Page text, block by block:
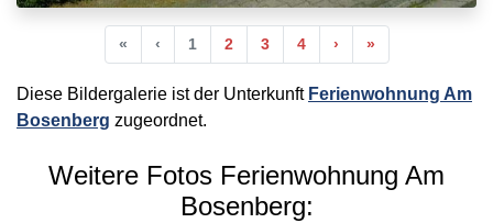
«Anfang
‹Vorherige
1 2 3 4 ›Nächste
»Ende
Diese Bildergalerie ist der Unterkunft Ferienwohnung Am
Bosenberg zugeordnet.
Weitere Fotos Ferienwohnung Am
Bosenberg: